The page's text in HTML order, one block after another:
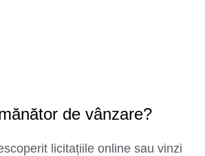
de vânzare?
licitațiile online sau vinzi